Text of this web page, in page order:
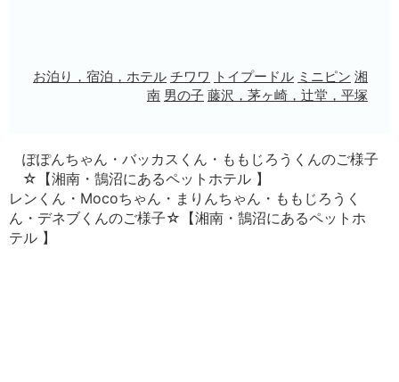
お泊り，宿泊，ホテル チワワ トイプードル ミニピン 湘
南 男の子 藤沢，茅ヶ崎，辻堂，平塚
ぽぽんちゃん・バッカスくん・ももじろうくんのご様子
☆【湘南・鵠沼にあるペットホテル 】
レンくん・Mocoちゃん・まりんちゃん・ももじろうく
ん・デネブくんのご様子☆【湘南・鵠沼にあるペットホ
テル 】